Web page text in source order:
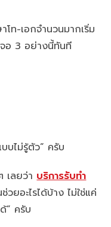
ท-เอกจำนวนมากเริ่ม
จอ 3 อย่างนี้ทันที
บไม่รู้ตัว” ครับ
เลยว่าบริการรับทำ
วยอะไรได้บ้าง ไม่ใช่แค่
” ครับ